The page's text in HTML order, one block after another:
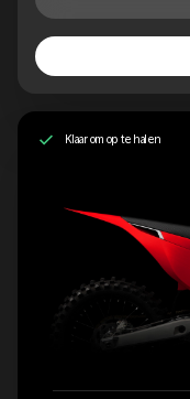
Klaar om op te halen